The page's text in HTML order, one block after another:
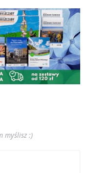
myślisz :)